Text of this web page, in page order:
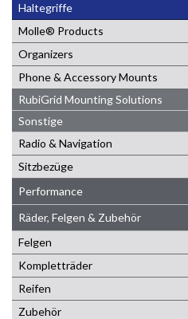
Haltegriffe
Molle® Products
Organizers
Phone & Accessory Mounts
RubiGrid Mounting Solutions
Sonstige
Radio & Navigation
Sitzbezüge
Performance
Räder, Felgen & Zubehör
Felgen
Kompletträder
Reifen
Zubehör